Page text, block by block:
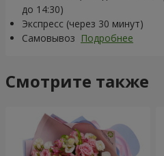
до 14:30)
Экспресс (через 30 минут)
Самовывоз Подробнее
Смотрите также